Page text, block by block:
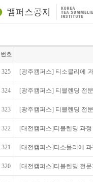
번호
325 [광주캠퍼스] 티소믈리에
324 [광주캠퍼스] 티블렌딩 전
323 [광주캠퍼스] 티블렌딩 전
322 [대전캠퍼스]티블렌딩 과
321 [대전캠퍼스]티소믈리에
320 [대전캠퍼스]티블렌딩 전